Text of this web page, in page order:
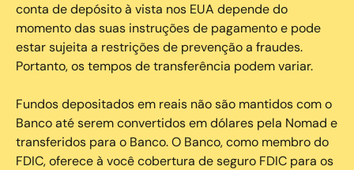
conta de depósito à vista nos EUA depende do
momento das suas instruções de pagamento e pode
estar sujeita a restrições de prevenção a fraudes.
Portanto, os tempos de transferência podem variar.
Fundos depositados em reais não são mantidos com o
Banco até serem convertidos em dólares pela Nomad e
transferidos para o Banco. O Banco, como membro do
FDIC, oferece à você cobertura de seguro FDIC para os